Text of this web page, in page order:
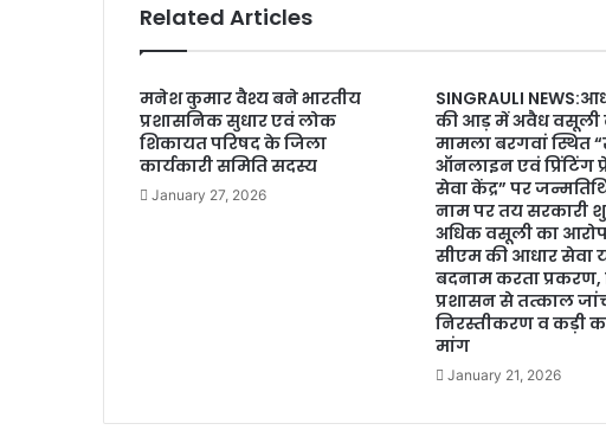
Related Articles
मनेश कुमार वैश्य बने भारतीय
प्रशासनिक सुधार एवं लोक
शिकायत परिषद के जिला
कार्यकारी समिति सदस्य
January 27, 2026
SINGRAULI
की आड़ में अवैध वसूली
मामला बरगवां स्थित
ऑनलाइन एवं प्रिंटिंग
सेवा केंद्र” पर
नाम पर तय सरकारी
अधिक वसूली का
सीएम की आधार सेवा
बदनाम करता प्रकरण,
प्रशासन से तत्काल
निरस्तीकरण व कड़ी
मांग
January 21, 2026